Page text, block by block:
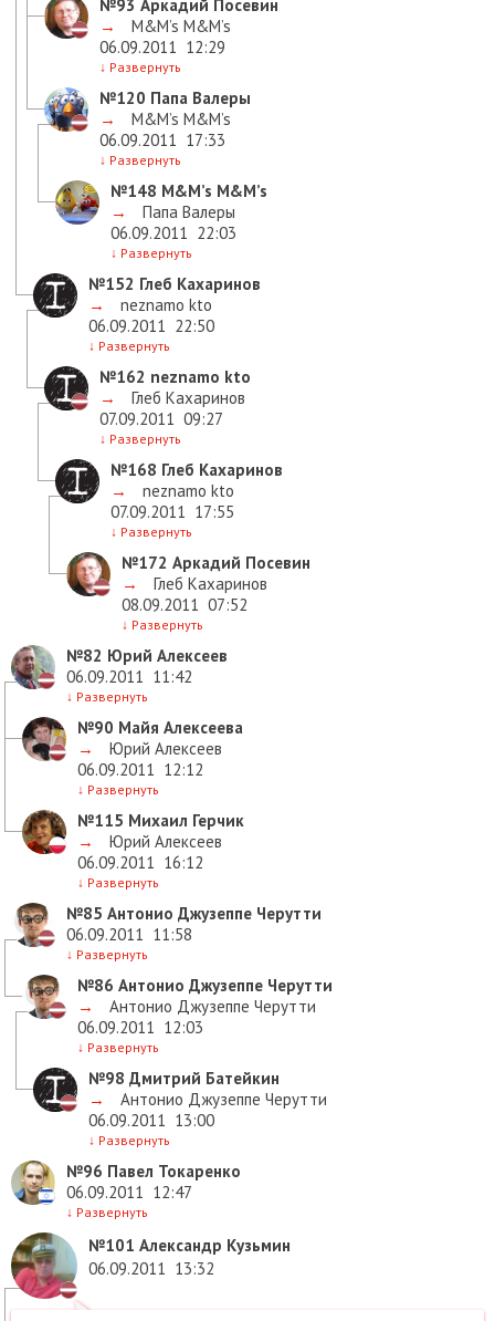
№93 Аркадий Посевин
→
M&M’s M&M’s
06.09.2011 12:29
↓ Развернуть
№120 Папа Валеры
→
M&M’s M&M’s
06.09.2011 17:33
↓ Развернуть
№148 M&M’s M&M’s
→
Папа Валеры
06.09.2011 22:03
↓ Развернуть
№152 Глеб Кахаринов
→
neznamo kto
06.09.2011 22:50
↓ Развернуть
№162 neznamo kto
→
Глеб Кахаринов
07.09.2011 09:27
↓ Развернуть
№168 Глеб Кахаринов
→
neznamo kto
07.09.2011 17:55
↓ Развернуть
№172 Аркадий Посевин
→
Глеб Кахаринов
08.09.2011 07:52
↓ Развернуть
№82 Юрий Алексеев
06.09.2011 11:42
↓ Развернуть
№90 Майя Алексеева
→
Юрий Алексеев
06.09.2011 12:12
↓ Развернуть
№115 Михаил Герчик
→
Юрий Алексеев
06.09.2011 16:12
↓ Развернуть
№85 Антонио Джузеппе Черутти
06.09.2011 11:58
↓ Развернуть
№86 Антонио Джузеппе Черутти
→
Антонио Джузеппе Черутти
06.09.2011 12:03
↓ Развернуть
№98 Дмитрий Батейкин
→
Антонио Джузеппе Черутти
06.09.2011 13:00
↓ Развернуть
№96 Павел Токаренко
06.09.2011 12:47
↓ Развернуть
№101 Александр Кузьмин
06.09.2011 13:32